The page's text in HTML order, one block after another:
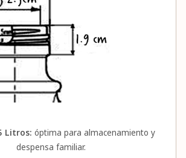
Litros: óptima para almacenamiento y
despensa familiar.